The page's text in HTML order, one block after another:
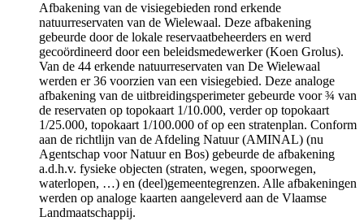
Afbakening van de visiegebieden rond erkende
natuurreservaten van de Wielewaal. Deze afbakening
gebeurde door de lokale reservaatbeheerders en werd
gecoördineerd door een beleidsmedewerker (Koen Grolus).
Van de 44 erkende natuurreservaten van De Wielewaal
werden er 36 voorzien van een visiegebied. Deze analoge
afbakening van de uitbreidingsperimeter gebeurde voor ¾ van
de reservaten op topokaart 1/10.000, verder op topokaart
1/25.000, topokaart 1/100.000 of op een stratenplan. Conform
aan de richtlijn van de Afdeling Natuur (AMINAL) (nu
Agentschap voor Natuur en Bos) gebeurde de afbakening
a.d.h.v. fysieke objecten (straten, wegen, spoorwegen,
waterlopen, …) en (deel)gemeentegrenzen. Alle afbakeningen
werden op analoge kaarten aangeleverd aan de Vlaamse
Landmaatschappij.